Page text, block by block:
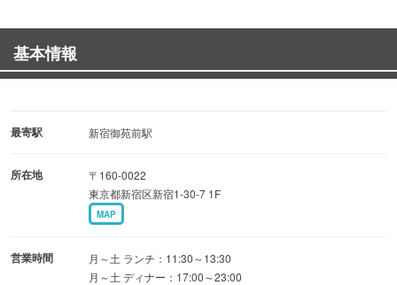
■駅近なので帰りも安心です！
っている刺身・焼魚
揃え ております。
基本情報
最寄駅 新宿御苑前駅
所在地
〒160-0022
東京都新宿区新宿1-30-7 1F
MAP
営業時間
月～土 ランチ：11:30～13:30
月～土 ディナー：17:00～23:00